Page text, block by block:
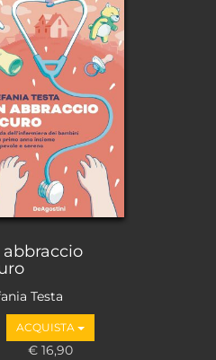
abbraccio
Testa
ACQUISTA
€ 16,90